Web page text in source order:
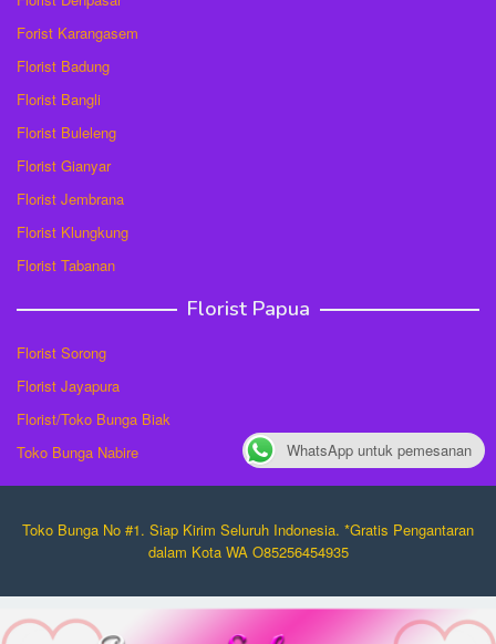
Forist Karangasem
Florist Badung
Florist Bangli
Florist Buleleng
Florist Gianyar
Florist Jembrana
Florist Klungkung
Florist Tabanan
Florist Papua
Florist Sorong
Florist Jayapura
Florist/Toko Bunga Biak
Toko Bunga Nabire
Toko Bunga No #1. Siap Kirim Seluruh Indonesia. *Gratis Pengantaran
dalam Kota WA O85256454935
WhatsApp untuk pemesanan